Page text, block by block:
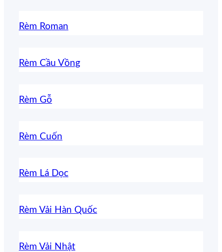
Rèm Roman
Rèm Cầu Vồng
Rèm Gỗ
Rèm Cuốn
Rèm Lá Dọc
Rèm Vải Hàn Quốc
Rèm Vải Nhật